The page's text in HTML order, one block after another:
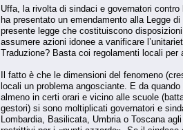
Uffa, la rivolta di sindaci e governatori
ha presentato un emendamento alla Legge
presente legge che costituiscono
assumere azioni idonee a vanificare
Traduzione? Basta coi regolamenti locali
Il fatto è che le dimensioni del fenomeno
locali un problema angosciante. E da
almeno in certi orari e vicino alle scuole
gestori) si sono moltiplicati governatori e
Lombardia, Basilicata, Umbria o Toscana